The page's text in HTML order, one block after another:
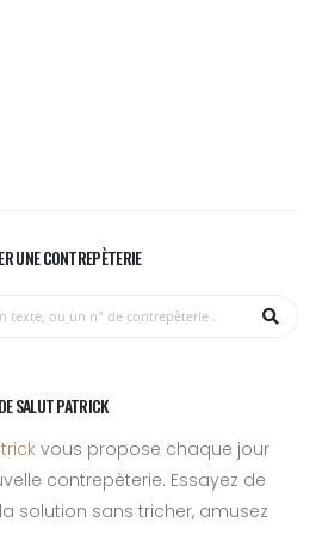
UNE CONTREPÈTERIE
SALUT PATRICK
vous propose chaque jour
contrepèterie. Essayez de
solution sans tricher, amusez